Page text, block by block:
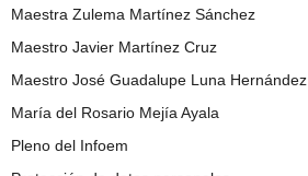
Maestra Zulema Martínez Sánchez
Maestro Javier Martínez Cruz
Maestro José Guadalupe Luna Hernández
María del Rosario Mejía Ayala
Pleno del Infoem